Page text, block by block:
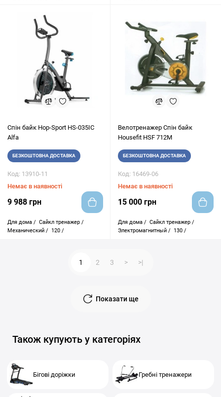
Спін байк Hop-Sport HS-035IC
Alfa
БЕЗКОШТОВНА ДОСТАВКА
Код: 13910-11
Немає в наявності
9 988 грн
Для дома / Сайкл тренажер /
Механический /
120 /
Велотренажер Спін байк
Housefit HSF 712M
БЕЗКОШТОВНА ДОСТАВКА
Код: 16469-06
Немає в наявності
15 000 грн
Для дома / Сайкл тренажер /
Электромагнитный /
130 /
Показати ще
1 2 3 > >|
Також купують у категоріях
Бігові доріжки Гребні тренажери